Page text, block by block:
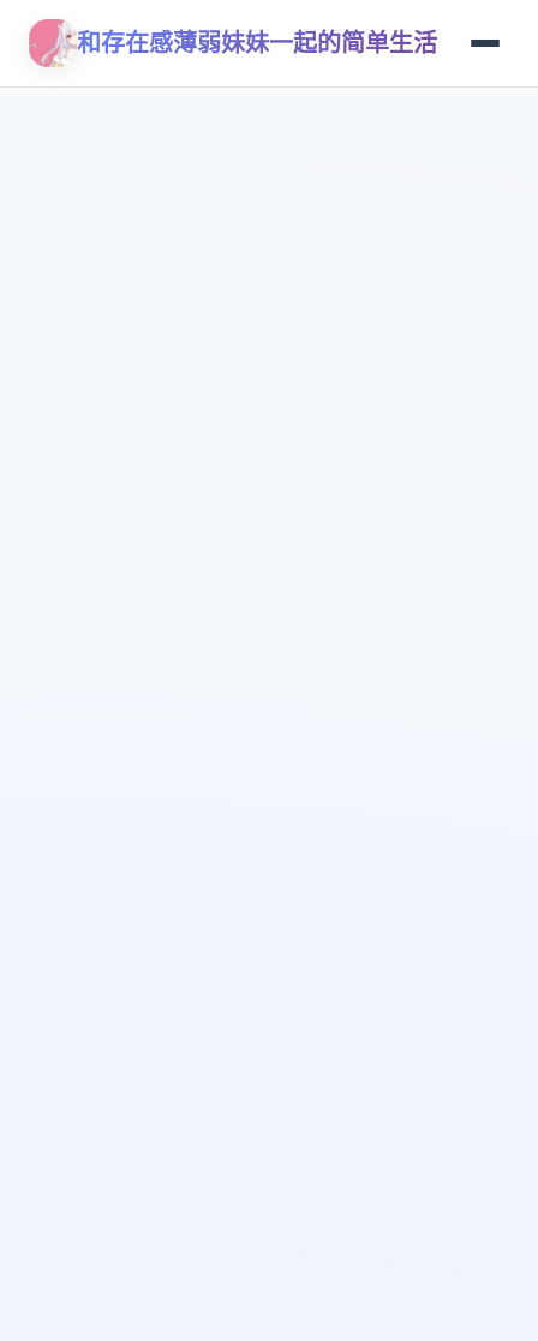
和存在感薄弱妹妹一起的简单生活